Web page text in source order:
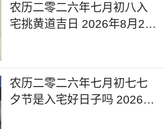
农历二零二六年七月初八入
宅挑黄道吉日 2026年8月20
农历二零二六年七月初七七
夕节是入宅好日子吗 2026年